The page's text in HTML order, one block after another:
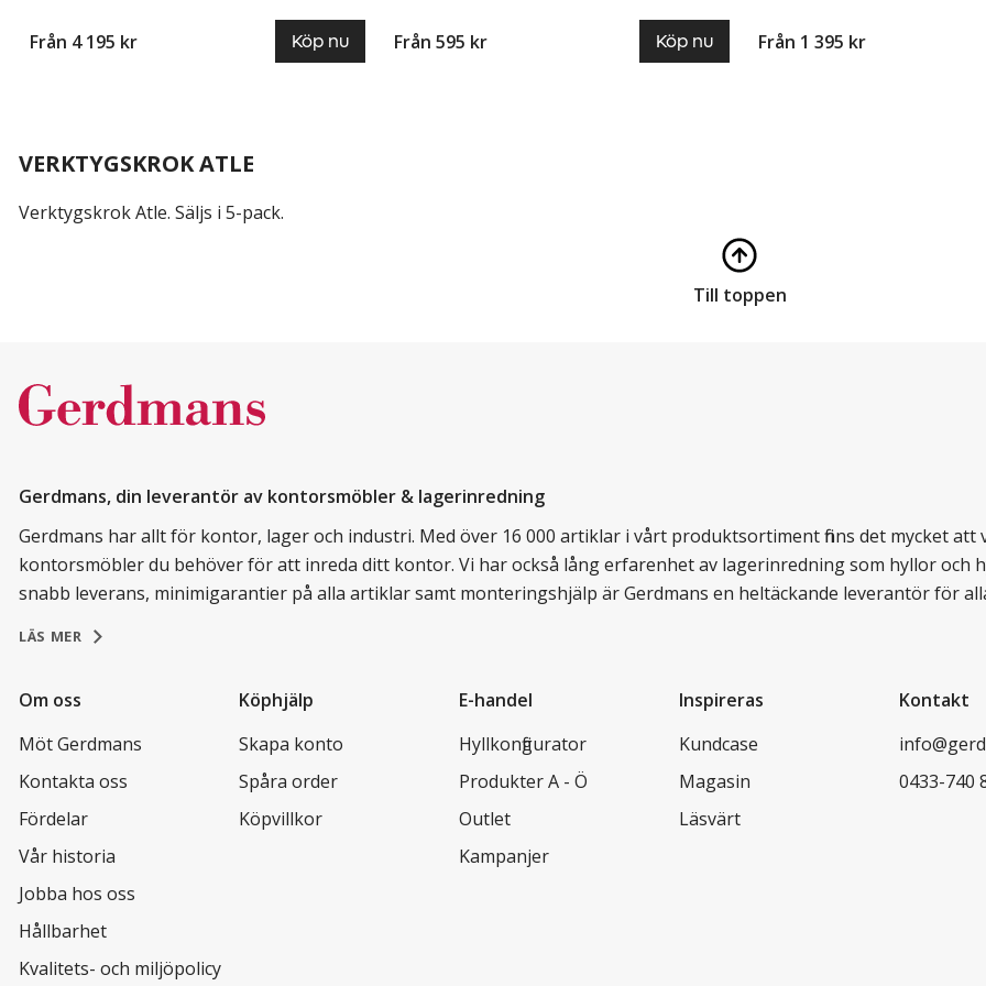
Från 4 195 kr Köp nu Från 595 kr Köp nu Från 1 395 kr
VERKTYGSKROK ATLE
Verktygskrok Atle. Säljs i 5-pack.
Till toppen
Gerdmans, din leverantör av kontorsmöbler & lagerinredning
Gerdmans har allt för kontor, lager och industri. Med över 16 000 artiklar i vårt produktsortiment finns det mycket att
kontorsmöbler du behöver för att inreda ditt kontor. Vi har också lång erfarenhet av lagerinredning som hyllor och
snabb leverans, minimigarantier på alla artiklar samt monteringshjälp är Gerdmans en heltäckande leverantör för
LÄS MER
Om oss
Möt Gerdmans
Kontakta oss
Fördelar
Vår historia
Jobba hos oss
Hållbarhet
Kvalitets- och miljöpolicy
Köphjälp
Skapa konto
Spåra order
Köpvillkor
E-handel
Hyllkonfigurator
Produkter A - Ö
Outlet
Kampanjer
Inspireras
Kundcase
Magasin
Läsvärt
Kontakt
0433-740